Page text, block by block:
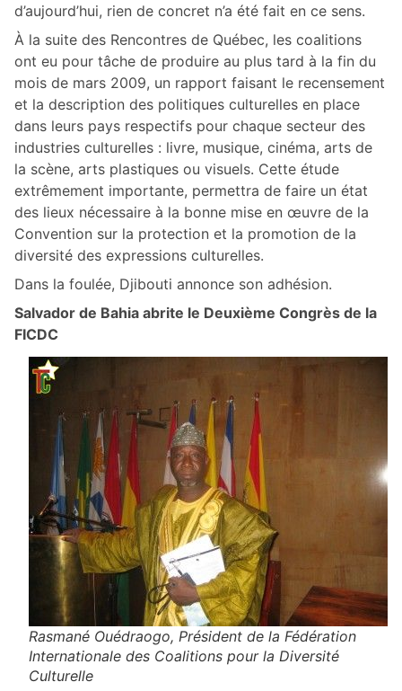
d’aujourd’hui, rien de concret n’a été fait en ce sens.
À la suite des Rencontres de Québec, les coalitions
ont eu pour tâche de produire au plus tard à la fin du
mois de mars 2009, un rapport faisant le recensement
et la description des politiques culturelles en place
dans leurs pays respectifs pour chaque secteur des
industries culturelles : livre, musique, cinéma, arts de
la scène, arts plastiques ou visuels. Cette étude
extrêmement importante, permettra de faire un état
des lieux nécessaire à la bonne mise en œuvre de la
Convention sur la protection et la promotion de la
diversité des expressions culturelles.
Dans la foulée, Djibouti annonce son adhésion.
Salvador de Bahia abrite le Deuxième Congrès de la
FICDC
Rasmané Ouédraogo, Président de la Fédération
Internationale des Coalitions pour la Diversité
Culturelle